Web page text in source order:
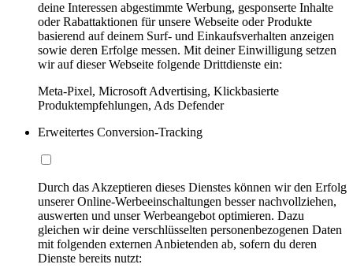
deine Interessen abgestimmte Werbung, gesponserte Inhalte
oder Rabattaktionen für unsere Webseite oder Produkte
basierend auf deinem Surf- und Einkaufsverhalten anzeigen
sowie deren Erfolge messen. Mit deiner Einwilligung setzen
wir auf dieser Webseite folgende Drittdienste ein:
Meta-Pixel, Microsoft Advertising, Klickbasierte
Produktempfehlungen, Ads Defender
Erweitertes Conversion-Tracking
Durch das Akzeptieren dieses Dienstes können wir den Erfolg
unserer Online-Werbeeinschaltungen besser nachvollziehen,
auswerten und unser Werbeangebot optimieren. Dazu
gleichen wir deine verschlüsselten personenbezogenen Daten
mit folgenden externen Anbietenden ab, sofern du deren
Dienste bereits nutzt: